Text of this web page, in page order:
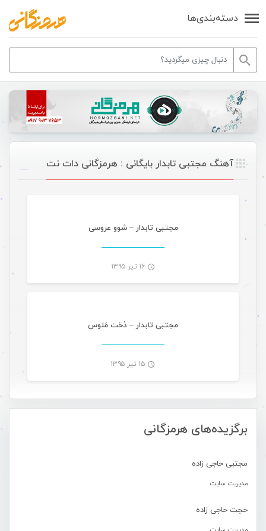
دسته‌بندی‌ها
برگزیده‌های هرمزگانی
مجتبی حاجی زاده
مدیریت سایت
حجت حاجی زاده
آهنگ مجتبی تابدار بایگانی : هرمزگانی دات نت
مجتبی تابدار – شوو عروسی
۱۶ تیر ۱۳۹۵
مجتبی تابدار – دُخت مَلوس
۱۵ تیر ۱۳۹۵